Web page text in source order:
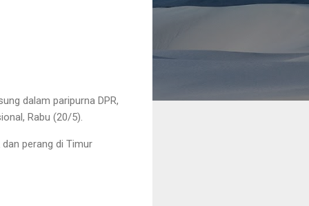
dalam paripurna DPR,
Rabu (20/5).
perang di Timur